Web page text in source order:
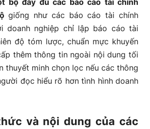
bộ đầy đủ các báo cáo tài chính
giống như các báo cáo tài chính
doanh nghiệp chỉ lập báo cáo tài
độ tóm lược, chuẩn mực khuyến
thêm thông tin ngoài nội dung tối
thuyết minh chọn lọc nếu các thông
đọc hiểu rõ hơn tình hình doanh
và nội dung của các